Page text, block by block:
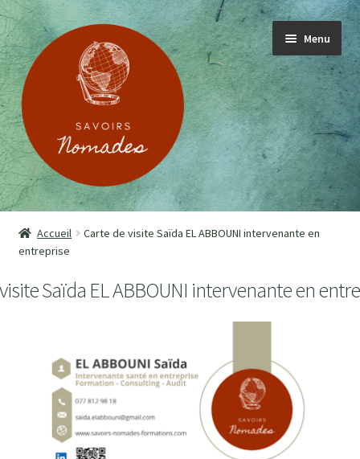
Menu
ACCUEIL
PRESENTATION
SOIGNANT.E.S
CONTACT
Accueil
Carte de visite Saïda EL ABBOUNI intervenante en
entreprise
Saïda EL ABBOUNI intervenante en